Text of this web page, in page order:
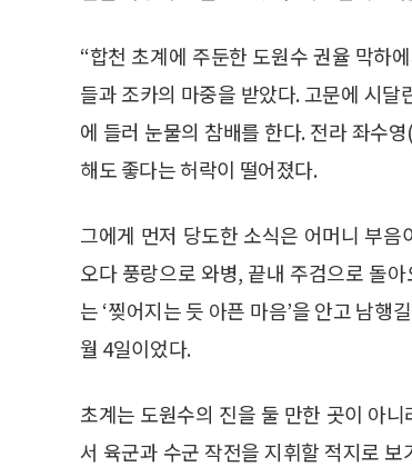
“합천 초계에 주둔한 도원수 권율 막하
들과 조카의 마중을 받았다. 고문에 시
에 들러 눈물의 참배를 한다. 전라 좌수
해도 좋다는 허락이 떨어졌다.
그에게 먼저 당도한 소식은 어머니 부
오다 풍랑으로 와병, 끝내 주검으로 돌
는 ‘찢어지는 듯 아픈 마음’을 안고 남
월 4일이었다.
초계는 도원수의 진을 둘 만한 곳이 아
서 육군과 수군 작전을 지휘할 적지로